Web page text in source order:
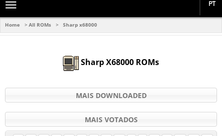
Toggle
navigation
PT
Home > All ROMs > Sharp x68000
Sharp X68000 ROMs
MAIS DOWNLOADED
MAIS VOTADOS